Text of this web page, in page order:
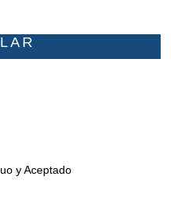
y Aceptado